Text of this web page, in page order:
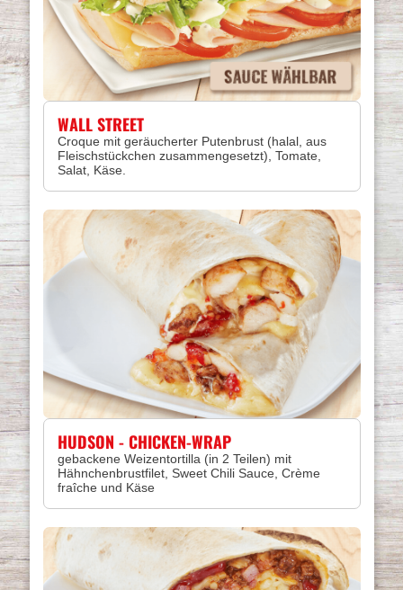
WALL STREET
Croque mit geräucherter Putenbrust (halal, aus
Fleischstückchen zusammengesetzt), Tomate,
Salat, Käse.
HUDSON - CHICKEN-WRAP
gebackene Weizentortilla (in 2 Teilen) mit
Hähnchenbrustfilet, Sweet Chili Sauce, Crème
fraîche und Käse